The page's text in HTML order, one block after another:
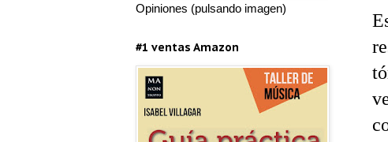
Opiniones (pulsando imagen)
#1 ventas Amazon